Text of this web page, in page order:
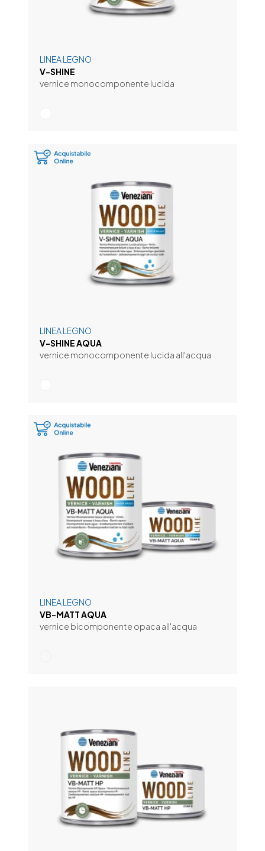
LINEA LEGNO
V-SHINE
vernice monocomponente lucida
LINEA LEGNO
V-SHINE AQUA
vernice monocomponente lucida all'acqua
LINEA LEGNO
VB-MATT AQUA
vernice bicomponente opaca all'acqua